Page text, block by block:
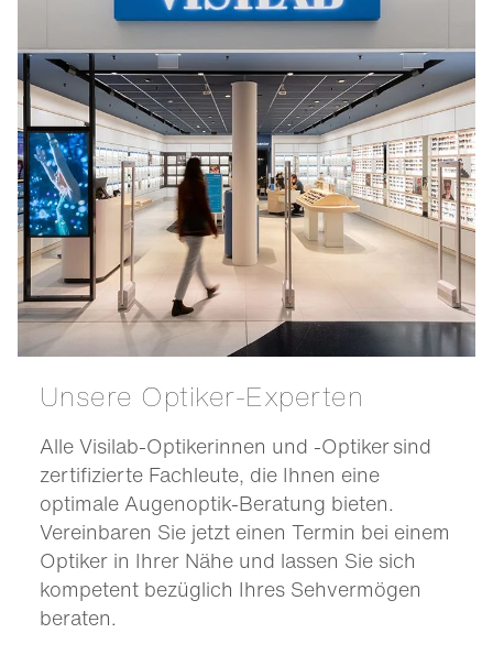
Unsere Optiker-Experten
Alle Visilab-Optikerinnen und -Optiker sind
zertifizierte Fachleute, die Ihnen eine
optimale Augenoptik-Beratung bieten.
Vereinbaren Sie jetzt einen Termin bei einem
Optiker in Ihrer Nähe und lassen Sie sich
kompetent bezüglich Ihres Sehvermögen
beraten.